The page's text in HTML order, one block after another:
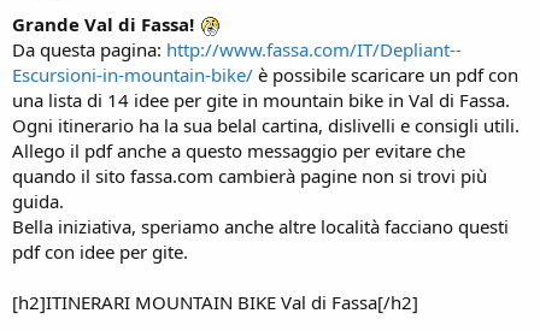
u
s
s
i
o
n
e
i
o
Grande Val di Fassa!
Da questa pagina: http://www.fassa.com/IT/Depliant--
Escursioni-in-mountain-bike/ è possibile scaricare un pdf con
una lista di 14 idee per gite in mountain bike in Val di Fassa.
Ogni itinerario ha la sua belal cartina, dislivelli e consigli utili.
Allego il pdf anche a questo messaggio per evitare che
quando il sito fassa.com cambierà pagine non si trovi più
guida.
Bella iniziativa, speriamo anche altre località facciano questi
pdf con idee per gite.
[h2]ITINERARI MOUNTAIN BIKE Val di Fassa[/h2]